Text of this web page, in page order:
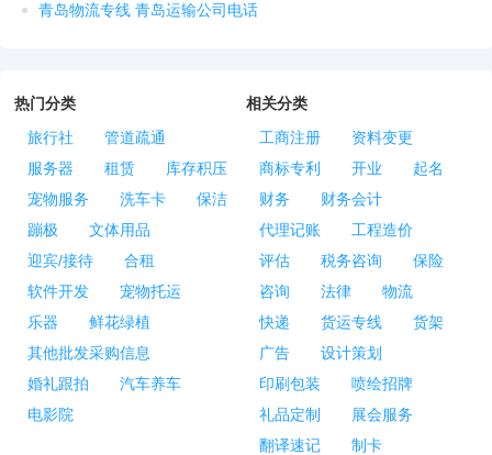
青岛物流专线 青岛运输公司电话
热门分类
旅行社
管道疏通
服务器
租赁
库存积压
宠物服务
洗车卡
保洁
蹦极
文体用品
迎宾/接待
合租
软件开发
宠物托运
乐器
鲜花绿植
其他批发采购信息
婚礼跟拍
汽车养车
电影院
相关分类
工商注册
资料变更
商标专利
开业
起名
财务
财务会计
代理记账
工程造价
评估
税务咨询
保险
咨询
法律
物流
快递
货运专线
货架
广告
设计策划
印刷包装
喷绘招牌
礼品定制
展会服务
翻译速记
制卡